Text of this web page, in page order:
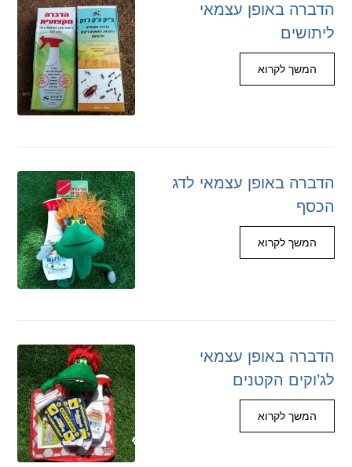
הדברה באופן עצמאי
ליתושים
המשך לקרוא
הדברה באופן עצמאי לדג
הכסף
המשך לקרוא
הדברה באופן עצמאי
לג’וקים הקטנים
המשך לקרוא